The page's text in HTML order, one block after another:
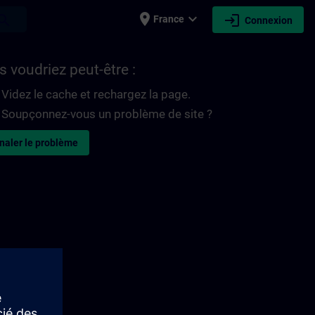
place France expand_more login Connexion
voudriez peut-être :
Videz le cache et rechargez la page.
Soupçonnez-vous un problème de site ?
le problème